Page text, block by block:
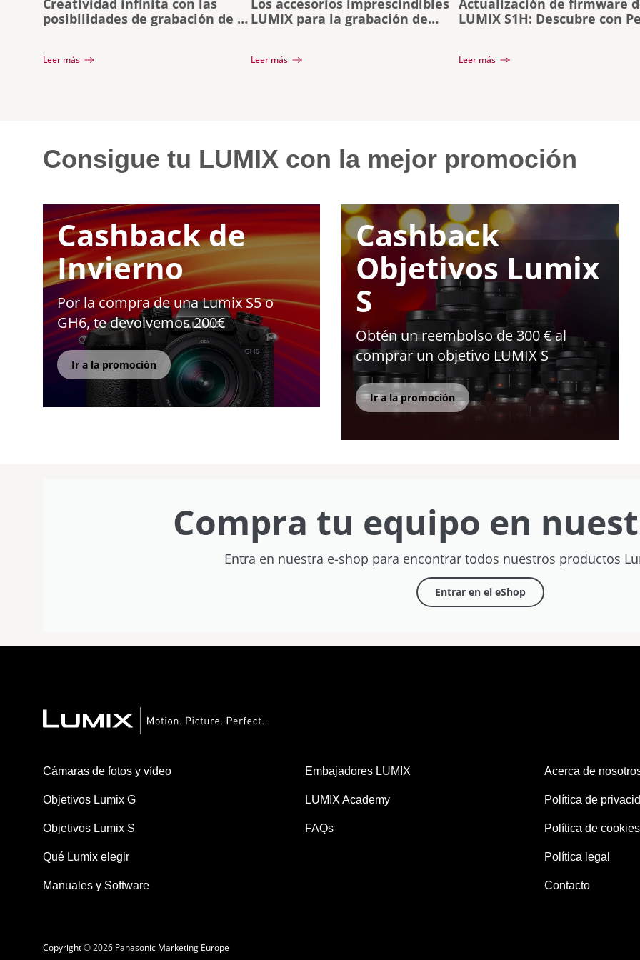
Creatividad infinita con las
posibilidades de grabación de la
Leer más
Los accesorios imprescindibles
LUMIX para la grabación de
Leer más
Actualización de firmware
LUMIX S1H: Descubre con
Leer más
Consigue tu LUMIX con la mejor promoción
Cashback de
Invierno
Por la compra de una Lumix S5 o
GH6, te devolvemos 200€
Ir a la promoción
Cashback
Objetivos Lumix
S
Obtén un reembolso de 300 € al
comprar un objetivo LUMIX S
Ir a la promoción
Compra tu equipo en
Entra en nuestra e-shop para encontrar todos nuestros productos
Entrar en el eShop
Cámaras de fotos y vídeo
Objetivos Lumix G
Objetivos Lumix S
Qué Lumix elegir
Manuales y Software
Embajadores LUMIX
LUMIX Academy
FAQs
Acerca de
Política de
Política de cookies
Política legal
Contacto
Copyright © 2026 Panasonic Marketing Europe